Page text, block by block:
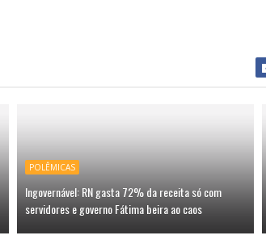
POLÊMICAS
Ingovernável: RN gasta 72% da receita só com
servidores e governo Fátima beira ao caos